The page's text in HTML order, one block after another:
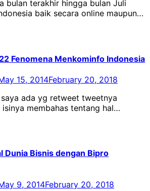
bulan terakhir hingga bulan Juli
baik secara online maupun…
Fenomena Menkominfo Indonesia
15, 2014February 20, 2018
ada yg retweet tweetnya
isinya membahas tentang hal…
Dunia Bisnis dengan Bipro
9, 2014February 20, 2018